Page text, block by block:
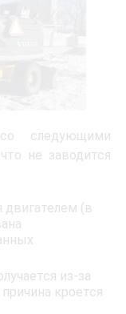
следующими
не заводится
двигателем (в
из-за
кроется